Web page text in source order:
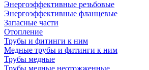
Энергоэффективные резьбовые
Энергоэффективные фланцевые
Запасные части
Отопление
Трубы и фитинги к ним
Медные трубы и фитинги к ним
Трубы медные
Трубы медные неотожженные